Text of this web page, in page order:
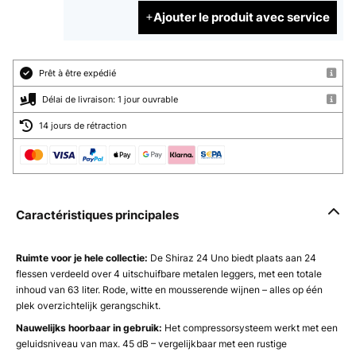
Ajouter le produit avec service
Prêt à être expédié
Délai de livraison: 1 jour ouvrable
14 jours de rétraction
Caractéristiques principales
Ruimte voor je hele collectie: De Shiraz 24 Uno biedt plaats aan 24
flessen verdeeld over 4 uitschuifbare metalen leggers, met een totale
inhoud van 63 liter. Rode, witte en mousserende wijnen – alles op één
plek overzichtelijk gerangschikt.
Nauwelijks hoorbaar in gebruik: Het compressorsysteem werkt met een
geluidsniveau van max. 45 dB – vergelijkbaar met een rustige